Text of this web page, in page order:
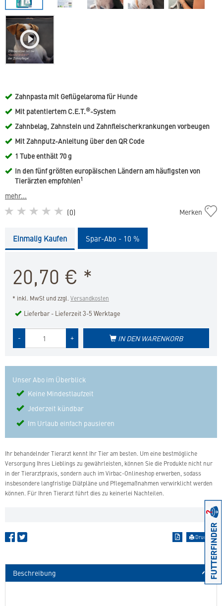
Zahnpasta mit Geflügelaroma für Hunde
Mit patentiertem C.E.T.®-System
Zahnbelag, Zahnstein und Zahnfleischerkrankungen vorbeugen
Mit Zahnputz-Anleitung über den QR Code
1 Tube enthält 70 g
In den fünf größten europäischen Ländern am häufigsten von
Tierärzten empfohlen1
mehr...
(0)
C.E.T.
Merken
Einmalig Kaufen Spar-Abo - 10 %
20,70 € *
* inkl. MwSt und zzgl.Versandkosten
Lieferbar - Lieferzeit 3-5 Werktage
+
- IN DEN WARENKORB
Unser Abo im Überblick
Keine Mindestlaufzeit
Jederzeit kündbar
Im Urlaub einfach pausieren
Ihr behandelnder Tierarzt kennt Ihr Tier am besten. Um eine bestmögliche
Versorgung Ihres Lieblings zu gewährleisten, können Sie die Produkte nicht nur
in der Tierarztpraxis, sondern auch im Virbac-Onlineshop erwerben, sodass
insbesondere langfristige Diätpläne und Pflegemaßnahmen verwirklicht werden
können. Für Ihren Tierarzt führt dies zu keinerlei Nachteilen.
Drucken
Beschreibung